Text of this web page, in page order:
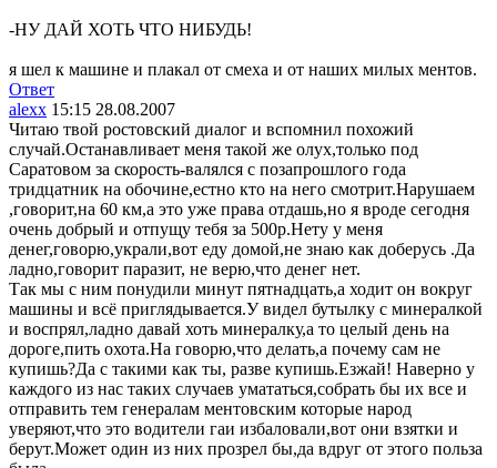
-НУ ДАЙ ХОТЬ ЧТО НИБУДЬ!
я шел к машине и плакал от смеха и от наших милых ментов.
Ответ
alexx 15:15 28.08.2007
Читаю твой ростовский диалог и вспомнил похожий
случай.Останавливает меня такой же олух,только под
Саратовом за скорость-валялся с позапрошлого года
тридцатник на обочине,естно кто на него смотрит.Нарушаем
,говорит,на 60 км,а это уже права отдашь,но я вроде сегодня
очень добрый и отпущу тебя за 500р.Нету у меня
денег,говорю,украли,вот еду домой,не знаю как доберусь .Да
ладно,говорит паразит, не верю,что денег нет.
Так мы с ним понудили минут пятнадцать,а ходит он вокруг
машины и всё приглядывается.У видел бутылку с минералкой
и воспрял,ладно давай хоть минералку,а то целый день на
дороге,пить охота.На говорю,что делать,а почему сам не
купишь?Да с такими как ты, разве купишь.Езжай! Наверно у
каждого из нас таких случаев умататься,собрать бы их все и
отправить тем генералам ментовским которые народ
уверяют,что это водители гаи избаловали,вот они взятки и
берут.Может один из них прозрел бы,да вдруг от этого польза